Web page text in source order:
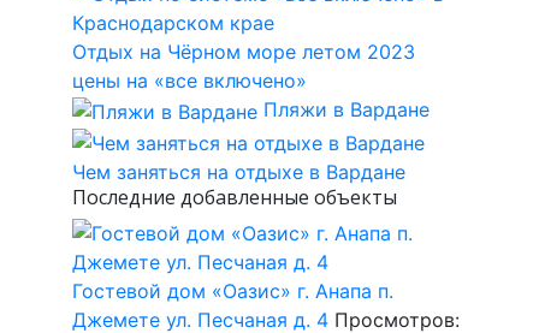
Отдых на Чёрном море летом 2023
цены на «все включено»
Пляжи в Вардане
Чем заняться на отдыхе в Вардане
Последние добавленные объекты
Гостевой дом «Оазис» г. Анапа п.
Джемете ул. Песчаная д. 4 Просмотров: